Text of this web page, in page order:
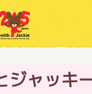
ジャッキ